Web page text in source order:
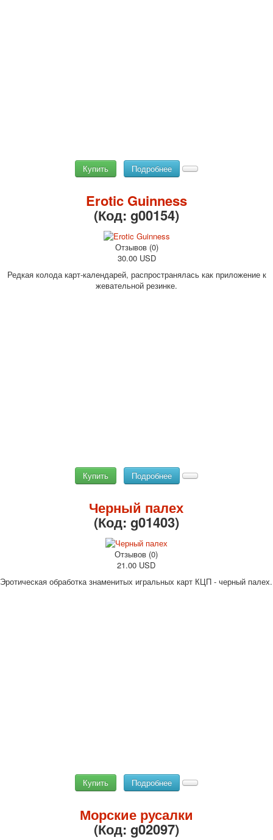
Купить Подробнее
Erotic Guinness
(Код: g00154)
Отзывов (0)
30.00 USD
Редкая колода карт-календарей, распространялась как приложение к
жевательной резинке.
Купить Подробнее
Черный палех
(Код: g01403)
Отзывов (0)
21.00 USD
Эротическая обработка знаменитых игральных карт КЦП - черный палех.
Купить Подробнее
Морские русалки
(Код: g02097)